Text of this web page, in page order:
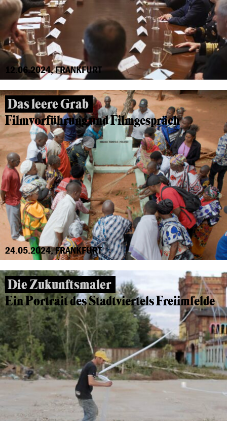
12.06.2024, FRANKFURT
Das leere Grab
Filmvorführung und Filmgespräch
24.05.2024, FRANKFURT
Die Zukunftsmaler
Ein Portrait des Stadtviertels Freiimfelde